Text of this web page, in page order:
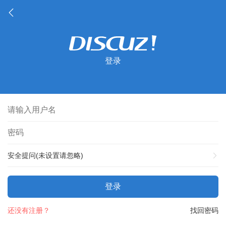
登录
安全提问(未设置请忽略)
登录
找回密码
还没有注册？